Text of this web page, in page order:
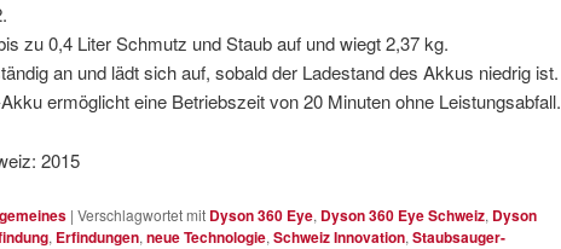
zu 0,4 Liter Schmutz und Staub auf und wiegt 2,37 kg.
an und lädt sich auf, sobald der Ladestand des Akkus niedrig ist.
ermöglicht eine Betriebszeit von 20 Minuten ohne Leistungsabfall.
2015
| Verschlagwortet mit Dyson 360 Eye, Dyson 360 Eye Schweiz, Dyson
, Erfindungen, neue Technologie, Schweiz Innovation, Staubsauger-